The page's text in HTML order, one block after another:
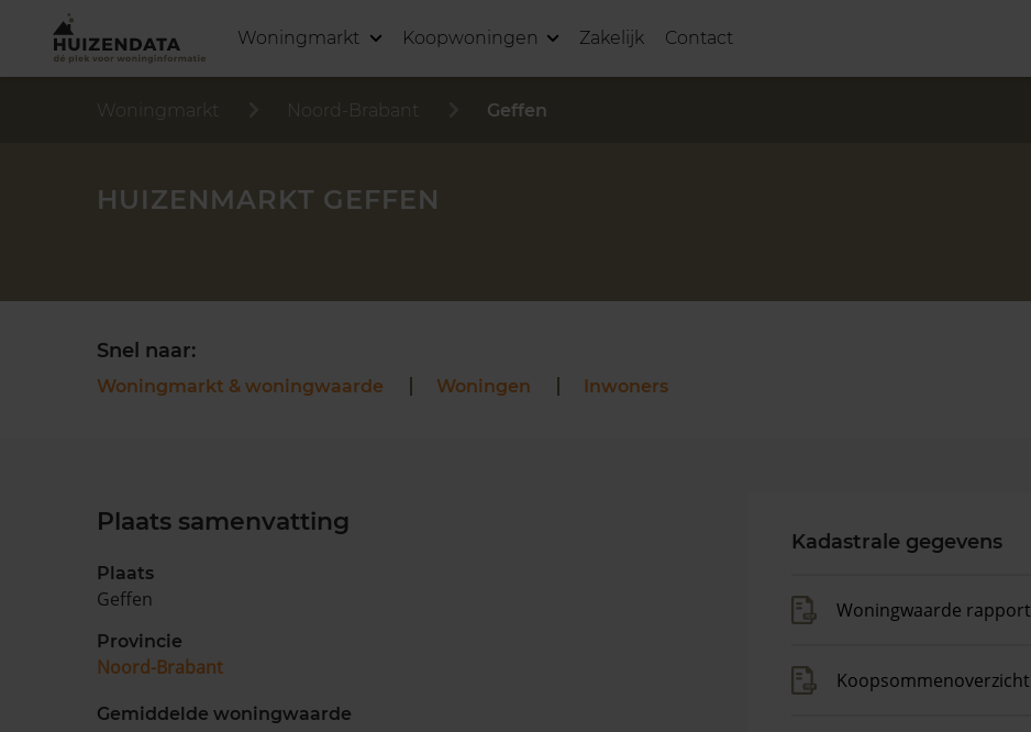
Woningmarkt Koopwoningen Zakelijk Contact
Woningmarkt Noord-Brabant Geffen
HUIZENMARKT GEFFEN
Snel naar:
Woningmarkt & woningwaarde Woningen Inwoners
Plaats samenvatting
Plaats
Geffen
Provincie
Noord-Brabant
Gemiddelde woningwaarde
Kadastrale gegevens
Woningwaarde rapport
Koopsommenoverzicht